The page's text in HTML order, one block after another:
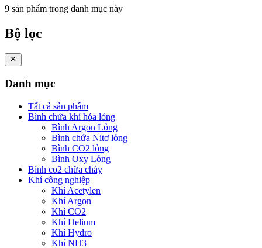
9 sản phẩm trong danh mục này
Bộ lọc
Danh mục
Tất cả sản phẩm
Bình chứa khí hóa lỏng
Bình Argon Lỏng
Bình chứa Nitơ lỏng
Bình CO2 lỏng
Bình Oxy Lỏng
Bình co2 chữa cháy
Khí công nghiệp
Khí Acetylen
Khí Argon
Khí CO2
Khí Helium
Khí Hydro
Khí NH3